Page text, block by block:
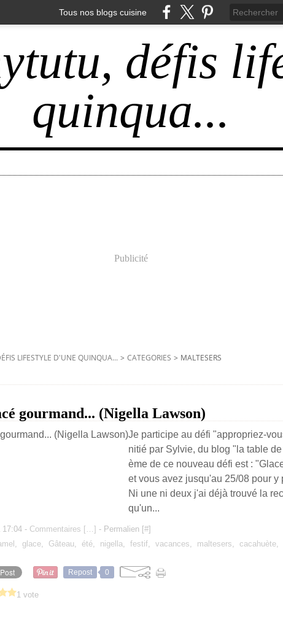
Tous nos blogs cuisine
défis
quinqua...
Publicité
LIFESTYLE D'UNE QUINQUA... > CATEGORIES > MALTESERS
gourmand... (Nigella Lawson)
Je participe au défi "appropriez-
nitié par Sylvie, du blog "la table
ème de ce nouveau défi est :
et vous avez jusqu'au 25/08 pour y
Ni une ni deux j'ai déjà trouvé la
qu'un...
17:04 - Commentaires [ …] - Permalien [#]
, glace, Gâteau, été, nigella, festif, vacances, maltesers, cacahuète,
Repost 0
1 vote